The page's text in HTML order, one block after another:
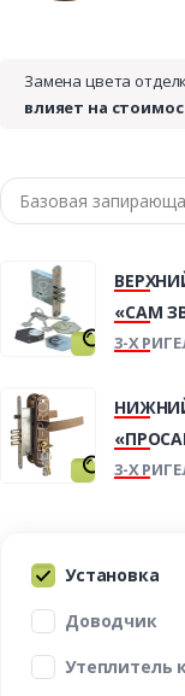
Замена цвета
влияет на
«САМ
3-Х
3-Х
Установка
Доводчик
Утеплитель